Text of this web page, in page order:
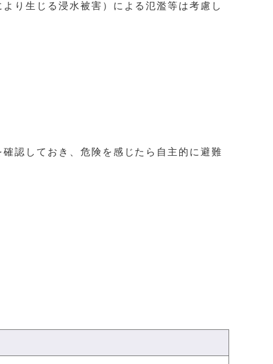
り生じる浸水被害）による氾濫等は考慮し
認しておき、危険を感じたら自主的に避難